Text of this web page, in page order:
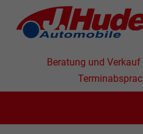
Beratung und